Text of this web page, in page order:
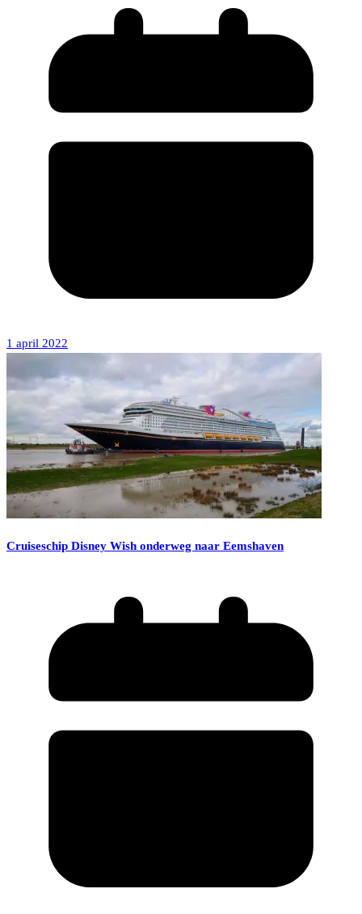
1 april 2022
Cruiseschip Disney Wish onderweg naar Eemshaven